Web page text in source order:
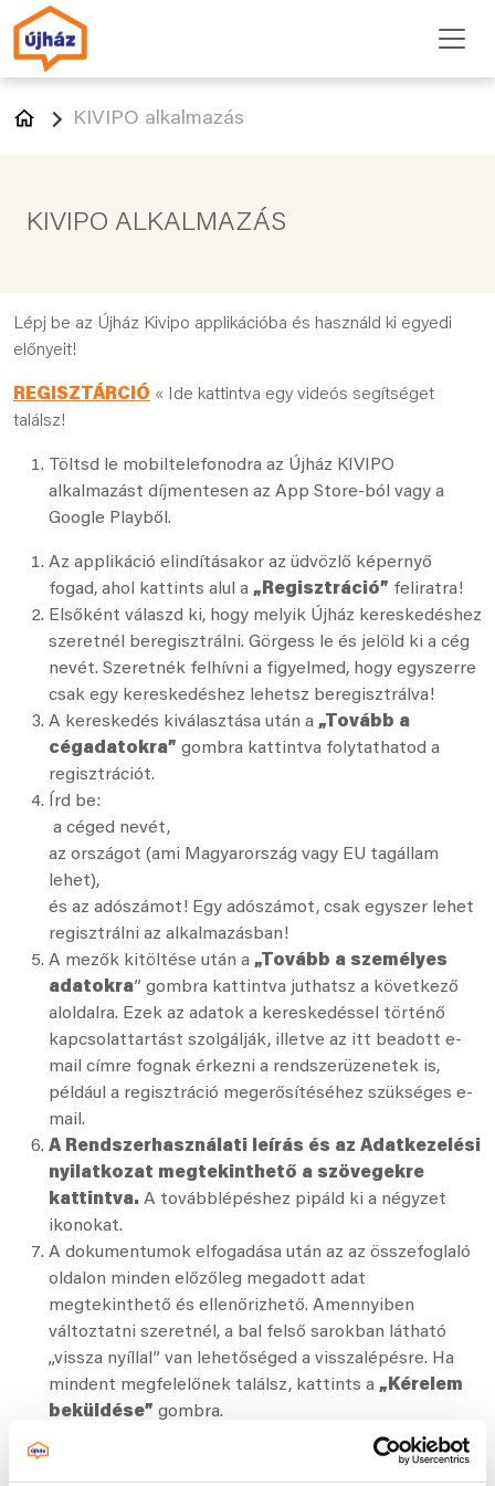
KIVIPO alkalmazás
KIVIPO ALKALMAZÁS
Lépj be az Újház Kivipo applikációba és használd ki egyedi
előnyeit!
REGISZTÁRCIÓ « Ide kattintva egy videós segítséget
találsz!
Töltsd le mobiltelefonodra az Újház KIVIPO
alkalmazást díjmentesen az App Store-ból vagy a
Google Playből.
Az applikáció elindításakor az üdvözlő képernyő
fogad, ahol kattints alul a „Regisztráció” feliratra!
Elsőként válaszd ki, hogy melyik Újház kereskedéshez
szeretnél beregisztrálni. Görgess le és jelöld ki a cég
nevét. Szeretnék felhívni a figyelmed, hogy egyszerre
csak egy kereskedéshez lehetsz beregisztrálva!
A kereskedés kiválasztása után a „Tovább a
cégadatokra” gombra kattintva folytathatod a
regisztrációt.
Írd be:
a céged nevét,
az országot (ami Magyarország vagy EU tagállam
lehet),
és az adószámot! Egy adószámot, csak egyszer lehet
regisztrálni az alkalmazásban!
A mezők kitöltése után a „Tovább a személyes
adatokra” gombra kattintva juthatsz a következő
aloldalra. Ezek az adatok a kereskedéssel történő
kapcsolattartást szolgálják, illetve az itt beadott e-
mail címre fognak érkezni a rendszerüzenetek is,
például a regisztráció megerősítéséhez szükséges e-
mail.
A Rendszerhasználati leírás és az Adatkezelési
nyilatkozat megtekinthető a szövegekre
kattintva. A továbblépéshez pipáld ki a négyzet
ikonokat.
A dokumentumok elfogadása után az az összefoglaló
oldalon minden előzőleg megadott adat
megtekinthető és ellenőrizhető. Amennyiben
változtatni szeretnél, a bal felső sarokban látható
„vissza nyíllal” van lehetőséged a visszalépésre. Ha
mindent megfelelőnek találsz, kattints a „Kérelem
beküldése” gombra.
A kérelmed a kiválasztott kereskedés munkatársa